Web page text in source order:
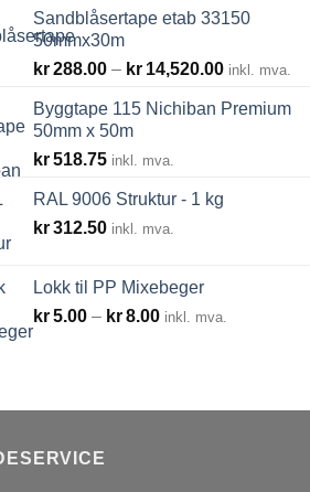
Sandblåsertape etab 33150
50mmx30m
kr288.00 – kr 14,520.00Prisområde:
til
inkl. mva.
Byggtape 115 Nichiban Premium
50mm x 50m
kr518.75 inkl. mva.
RAL 9006 Struktur - 1 kg
kr312.50 inkl. mva.
Lokk til PP Mixebeger
kr5.00 – kr8.00Prisområde:
inkl. mva.